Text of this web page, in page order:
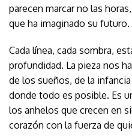
parecen marcar no las
que ha imaginado su futuro.
Cada línea, cada sombra,
profundidad. La pieza nos
de los sueños, de la
donde todo es posible. Es
los anhelos que crecen en
corazón con la fuerza de